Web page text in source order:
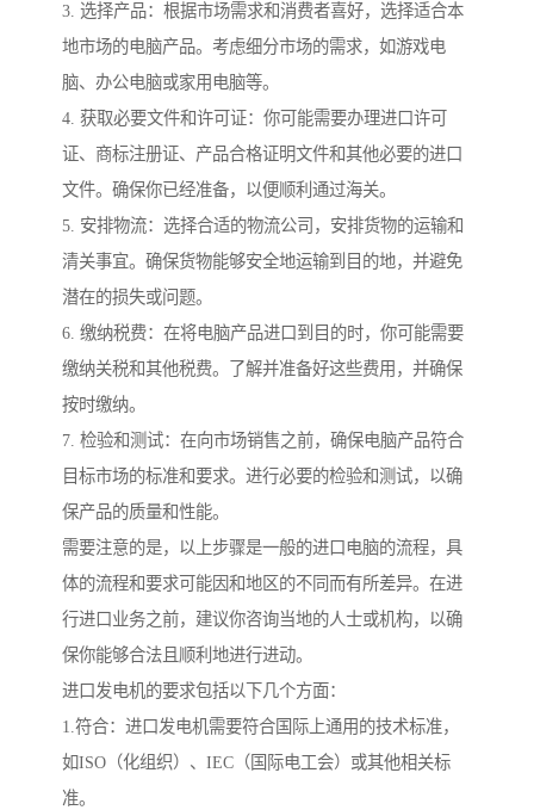
3. 选择产品：根据市场需求和消费者喜好，选择适合本
地市场的电脑产品。考虑细分市场的需求，如游戏电
脑、办公电脑或家用电脑等。
4. 获取必要文件和许可证：你可能需要办理进口许可
证、商标注册证、产品合格证明文件和其他必要的进口
文件。确保你已经准备，以便顺利通过海关。
5. 安排物流：选择合适的物流公司，安排货物的运输和
清关事宜。确保货物能够安全地运输到目的地，并避免
潜在的损失或问题。
6. 缴纳税费：在将电脑产品进口到目的时，你可能需要
缴纳关税和其他税费。了解并准备好这些费用，并确保
按时缴纳。
7. 检验和测试：在向市场销售之前，确保电脑产品符合
目标市场的标准和要求。进行必要的检验和测试，以确
保产品的质量和性能。
需要注意的是，以上步骤是一般的进口电脑的流程，具
体的流程和要求可能因和地区的不同而有所差异。在进
行进口业务之前，建议你咨询当地的人士或机构，以确
保你能够合法且顺利地进行进动。
进口发电机的要求包括以下几个方面：
1.符合：进口发电机需要符合国际上通用的技术标准，
如ISO（化组织）、IEC（国际电工会）或其他相关标
准。